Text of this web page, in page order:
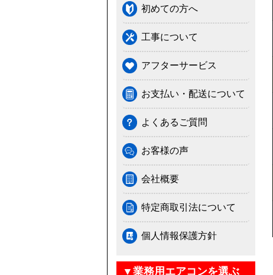
初めての方へ
工事について
アフターサービス
お支払い・配送について
よくあるご質問
お客様の声
会社概要
特定商取引法について
個人情報保護方針
▼業務用エアコンを選ぶ